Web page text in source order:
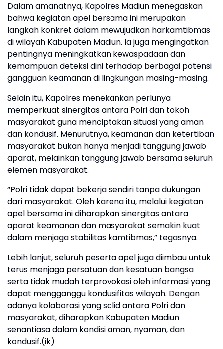
Dalam amanatnya, Kapolres Madiun menegaskan
bahwa kegiatan apel bersama ini merupakan
langkah konkret dalam mewujudkan harkamtibmas
di wilayah Kabupaten Madiun. Ia juga mengingatkan
pentingnya meningkatkan kewaspadaan dan
kemampuan deteksi dini terhadap berbagai potensi
gangguan keamanan di lingkungan masing-masing.
Selain itu, Kapolres menekankan perlunya
memperkuat sinergitas antara Polri dan tokoh
masyarakat guna menciptakan situasi yang aman
dan kondusif. Menurutnya, keamanan dan ketertiban
masyarakat bukan hanya menjadi tanggung jawab
aparat, melainkan tanggung jawab bersama seluruh
elemen masyarakat.
“Polri tidak dapat bekerja sendiri tanpa dukungan
dari masyarakat. Oleh karena itu, melalui kegiatan
apel bersama ini diharapkan sinergitas antara
aparat keamanan dan masyarakat semakin kuat
dalam menjaga stabilitas kamtibmas,” tegasnya.
Lebih lanjut, seluruh peserta apel juga diimbau untuk
terus menjaga persatuan dan kesatuan bangsa
serta tidak mudah terprovokasi oleh informasi yang
dapat mengganggu kondusifitas wilayah. Dengan
adanya kolaborasi yang solid antara Polri dan
masyarakat, diharapkan Kabupaten Madiun
senantiasa dalam kondisi aman, nyaman, dan
kondusif.(ik)